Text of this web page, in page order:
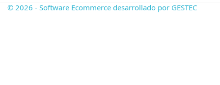
© 2026 - Software Ecommerce desarrollado por GESTEC